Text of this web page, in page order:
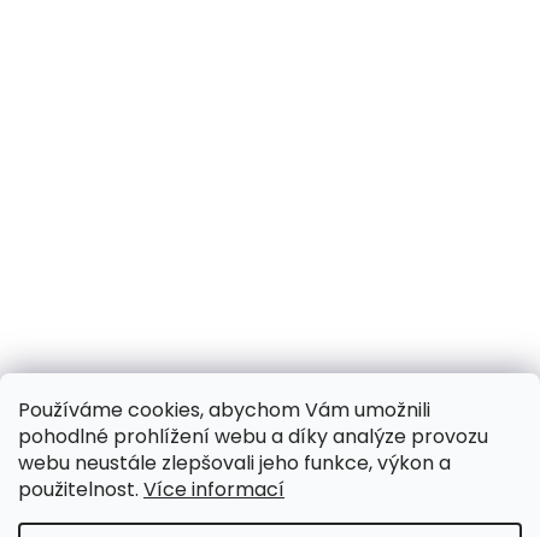
Používáme cookies, abychom Vám umožnili
pohodlné prohlížení webu a díky analýze provozu
webu neustále zlepšovali jeho funkce, výkon a
použitelnost. Více informací